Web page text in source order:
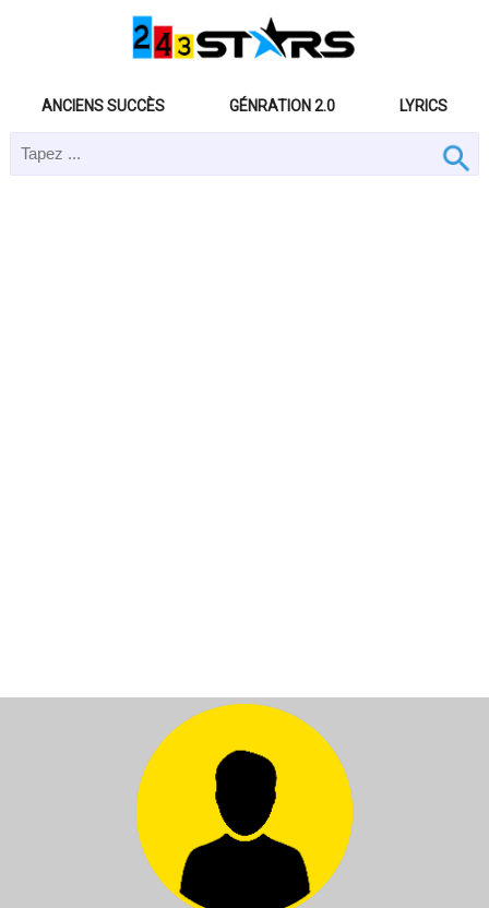
ANCIENS SUCCÈS GÉNRATION 2.0 LYRICS